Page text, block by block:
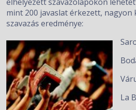
mint 200 javaslat érkezett, nagyon
szavazás eredménye: